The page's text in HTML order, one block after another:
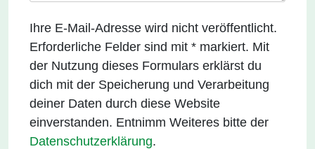
Ihre E-Mail-Adresse wird nicht veröffentlicht.
Erforderliche Felder sind mit * markiert. Mit
der Nutzung dieses Formulars erklärst du
dich mit der Speicherung und Verarbeitung
deiner Daten durch diese Website
einverstanden. Entnimm Weiteres bitte der
Datenschutzerklärung.